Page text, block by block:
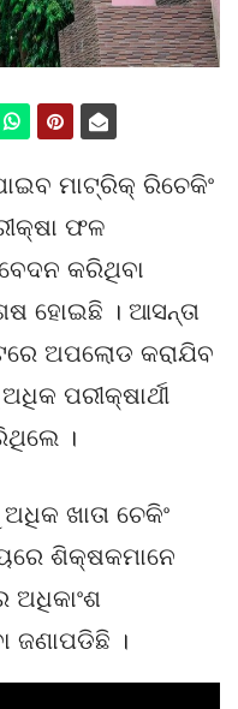
ମାଟ୍ରିକ୍ ରିଚେକିଂ
ଫଳ
କରିଥିବା
ହୋଇଛି । ଆସନ୍ତା
ଅପଲୋଡ କରାଯିବ
ପରୀକ୍ଷାର୍ଥୀ
।
ଖାତା ଚେକିଂ
ଶିକ୍ଷକମାନେ
ଅଧିକାଂଶ
ଜଣାପଡିଛି ।